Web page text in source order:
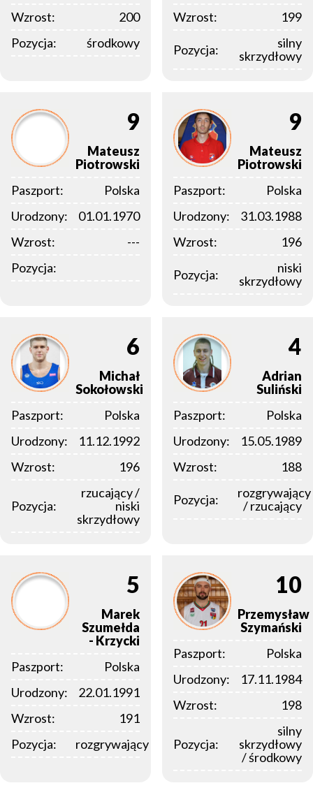
Wzrost:
200
Pozycja:
środkowy
Wzrost: 199
Pozycja:
silny
skrzydłowy
9
Mateusz
Piotrowski
Paszport:
Polska
Urodzony:
01.01.1970
Wzrost:
---
Pozycja:
9
Mateusz
Piotrowski
Paszport:
Polska
Urodzony:
31.03.1988
Wzrost:
196
Pozycja:
niski
skrzydłowy
6
Michał
Sokołowski
Paszport:
Polska
Urodzony:
11.12.1992
Wzrost:
196
Pozycja:
rzucający /
niski
skrzydłowy
4
Adrian
Suliński
Paszport:
Polska
Urodzony:
15.05.1989
Wzrost:
188
Pozycja:
rozgrywający
/ rzucający
5
Marek
Szumełda
- Krzycki
Paszport:
Polska
Urodzony:
22.01.1991
Wzrost:
191
Pozycja:
rozgrywający
10
Przemysław
Szymański
Paszport:
Polska
Urodzony:
17.11.1984
Wzrost:
198
Pozycja:
silny
skrzydłowy
/ środkowy